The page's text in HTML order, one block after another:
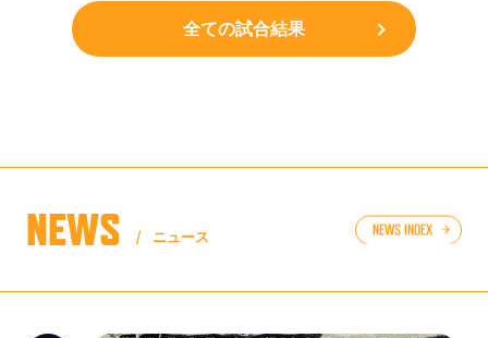
2 - 0
VALORANT Challengers Japan 2026 Split 2 Main Stage
全ての試合結果
NEWS ニュース NEWS INDEX